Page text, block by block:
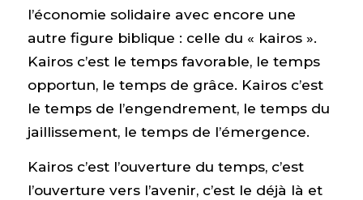
l’économie solidaire avec encore une
autre figure biblique : celle du « kairos ».
Kairos c’est le temps favorable, le temps
opportun, le temps de grâce. Kairos c’est
le temps de l’engendrement, le temps du
jaillissement, le temps de l’émergence.
Kairos c’est l’ouverture du temps, c’est
l’ouverture vers l’avenir, c’est le déjà là et